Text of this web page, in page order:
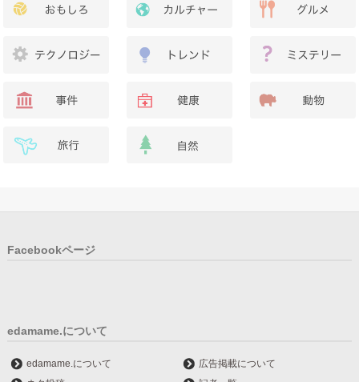
Facebookページ
edamame.について
edamame.について
広告掲載について